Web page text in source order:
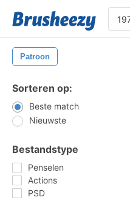
Patroon
Sorteren op:
Beste match
Nieuwste
Bestandstype
Penselen
Actions
PSD